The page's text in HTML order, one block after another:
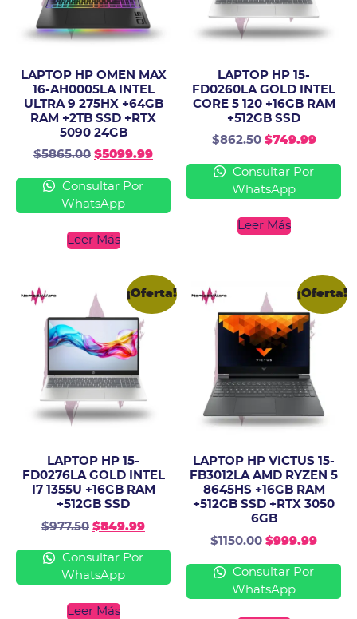
LAPTOP HP OMEN MAX
16-AH0005LA INTEL
ULTRA 9 275HX +64GB
RAM +2TB SSD +RTX
5090 24GB
$5865.00 $5099.99
Consultar Por
WhatsApp
Leer Más
LAPTOP HP 15-
FD0260LA GOLD INTEL
CORE 5 120 +16GB RAM
+512GB SSD
$862.50 $749.99
Consultar Por
WhatsApp
Leer Más
¡Oferta!
LAPTOP HP 15-
FD0276LA GOLD INTEL
I7 1355U +16GB RAM
+512GB SSD
$977.50 $849.99
Consultar Por
WhatsApp
Leer Más
¡Oferta!
LAPTOP HP VICTUS 15-
FB3012LA AMD RYZEN 5
8645HS +16GB RAM
+512GB SSD +RTX 3050
6GB
$1150.00 $999.99
Consultar Por
WhatsApp